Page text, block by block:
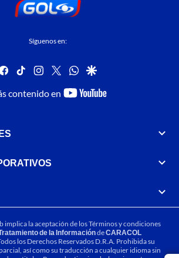
Síguenos en:
facebook
tiktok instagram
twitterwhatsapp
google
contenido en
youtube-
implica la aceptación de losTérminos y condiciones
de la InformacióndeCARACOL
los Derechos Reservados D.R.A. Prohibida su
así como su traducción a cualquier idioma sin